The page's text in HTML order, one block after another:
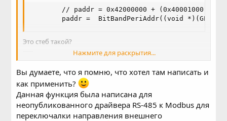
// paddr = 0x42000000 + (0x40001000 +
paddr =  BitBandPeriAddr((void
Это стеб такой?
3e8794a4a369a11ca940d26cbf2a28c053428908 ·
pvvx/RTL00_WEB · GitHub
Тут вместо GPIO_PORTB_DR нужен GPIO_PORTB_DDR, и
переименовать val в direction
Нажмите для раскрытия...
Вы думаете, что я помню, что хотел там написать и
как применить?
Данная функция была написана для
неопубликованного драйвера RS-485 к Modbus для
переключалки направления внешнего